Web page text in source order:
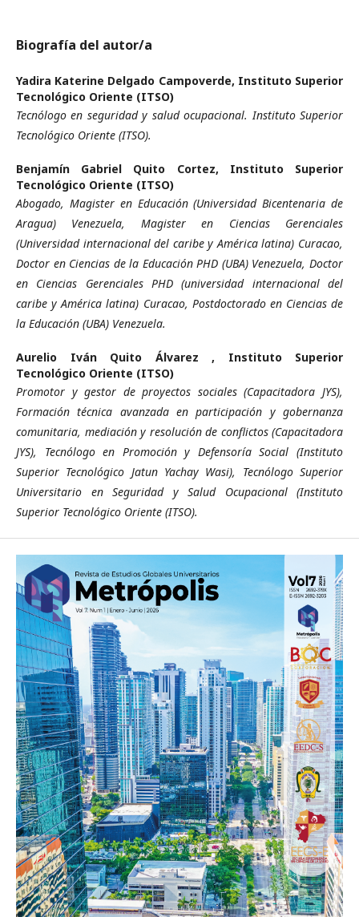
Biografía del autor/a
Yadira Katerine Delgado Campoverde, Instituto Superior
Tecnológico Oriente (ITSO)
Tecnólogo en seguridad y salud ocupacional. Instituto Superior
Tecnológico Oriente (ITSO).
Benjamín Gabriel Quito Cortez, Instituto Superior
Tecnológico Oriente (ITSO)
Abogado, Magister en Educación (Universidad Bicentenaria de
Aragua) Venezuela, Magister en Ciencias Gerenciales
(Universidad internacional del caribe y América latina) Curacao,
Doctor en Ciencias de la Educación PHD (UBA) Venezuela, Doctor
en Ciencias Gerenciales PHD (universidad internacional del
caribe y América latina) Curacao, Postdoctorado en Ciencias de
la Educación (UBA) Venezuela.
Aurelio Iván Quito Álvarez , Instituto Superior
Tecnológico Oriente (ITSO)
Promotor y gestor de proyectos sociales (Capacitadora JYS),
Formación técnica avanzada en participación y gobernanza
comunitaria, mediación y resolución de conflictos (Capacitadora
JYS), Tecnólogo en Promoción y Defensoría Social (Instituto
Superior Tecnológico Jatun Yachay Wasi), Tecnólogo Superior
Universitario en Seguridad y Salud Ocupacional (Instituto
Superior Tecnológico Oriente (ITSO).